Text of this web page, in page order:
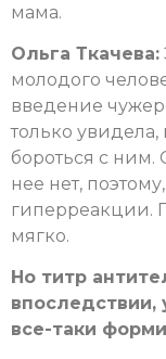
мама.
Ольга Ткачева:
молодого
введение
только
бороться с ним.
нее нет,
гиперреакции.
мягко.
Но титр
впоследствии,
все-таки